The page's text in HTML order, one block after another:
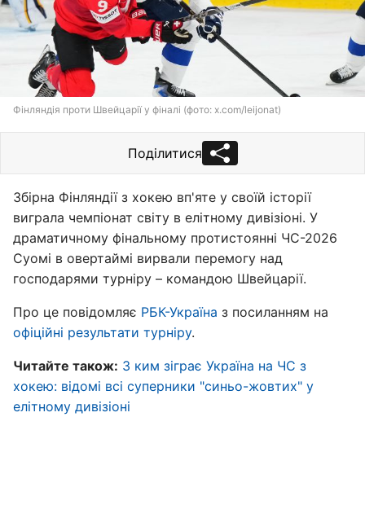
Фінляндія проти Швейцарії у фіналі (фото: x.com/leijonat)
Поділитися
Збірна Фінляндії з хокею вп'яте у своїй історії
виграла чемпіонат світу в елітному дивізіоні. У
драматичному фінальному протистоянні ЧС-2026
Суомі в овертаймі вирвали перемогу над
господарями турніру – командою Швейцарії.
Про це повідомляє РБК-Україна з посиланням на
офіційні результати турніру.
Читайте також: З ким зіграє Україна на ЧС з
хокею: відомі всі суперники "синьо-жовтих" у
елітному дивізіоні